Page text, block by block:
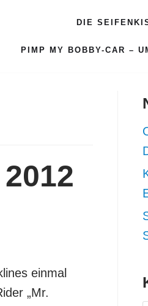
DIE
PIMP MY BOBBY-CAR –
einmal
„Mr.